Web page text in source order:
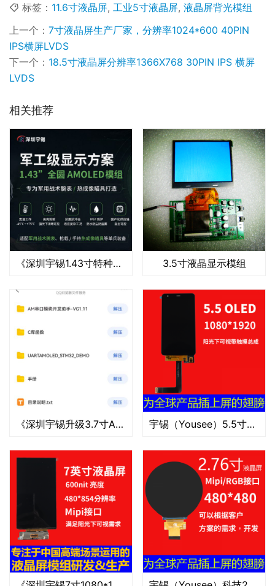
标签： 11.6寸液晶屏, 工业5寸液晶屏, 液晶屏背光模组
上一个： 7寸液晶屏生产厂家，分辨率1024*600 40PIN
IPS横屏LVDS
下一个： 18.5寸液晶屏分辨率1366X768 30PIN IPS 横屏
LVDS
相关推荐
《深圳宇锡1.43寸特种腕表+特种瞄具双用途模组》 3.5寸液晶显示模组
《深圳宇锡升级3.7寸Amoled 800*480串口-40℃低温工作屏模组》 宇锡（Yousee）5.5寸OLED1080*1920-40℃低温屏，阳光可视带触摸总成